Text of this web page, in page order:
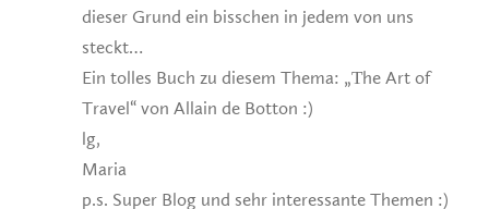
dieser Grund ein bisschen in jedem von uns
steckt…
Ein tolles Buch zu diesem Thema: „Тhe Art of
Travel“ von Allain de Botton :)
lg,
Maria
p.s. Super Blog und sehr interessante Themen :)